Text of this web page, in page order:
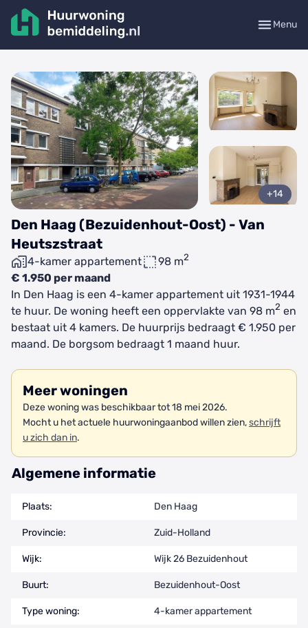
Menu
Den Haag (Bezuidenhout-Oost) - Van
Heutszstraat
4-kamer appartement 98 m2
€ 1.950 per maand
+14
In Den Haag is een 4-kamer appartement uit 1931-1944
te huur. De woning heeft een oppervlakte van 98 m2 en
bestaat uit 4 kamers. De huurprijs bedraagt € 1.950 per
maand. De borgsom bedraagt 1 maand huur.
Meer woningen
Deze woning was beschikbaar tot 18 mei 2026.
Mocht u het actuele huurwoningaanbod willen zien,schrijft
u zich dan in.
Algemene informatie
Plaats: Den Haag
Provincie: Zuid-Holland
Wijk: Wijk 26 Bezuidenhout
Buurt: Bezuidenhout-Oost
Type woning: 4-kamer appartement